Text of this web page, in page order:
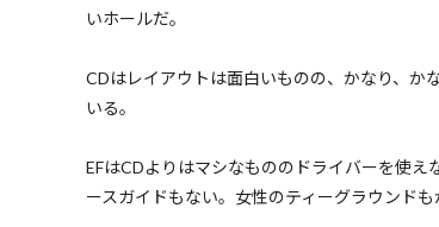
いホールだ。
CDはレイアウトは面白いものの、かなり、か
いる。
EFはCDよりはマシなもののドライバーを使
ースガイドもない。女性のティーグラウンド